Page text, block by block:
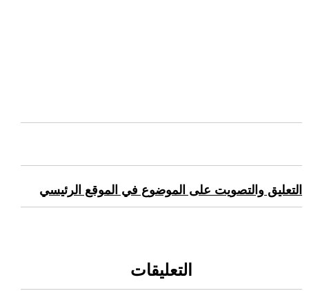
التعليق والتصويت على الموضوع في الموقع الرئيسي
التعليقات